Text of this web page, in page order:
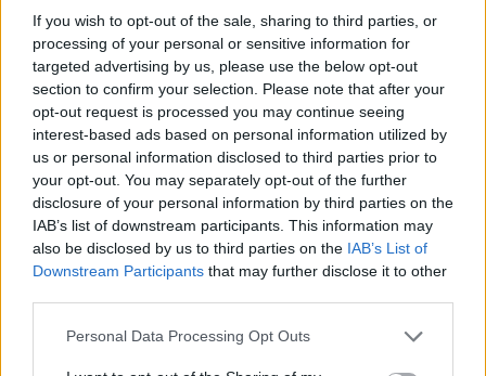
If you wish to opt-out of the sale, sharing to third parties, or
processing of your personal or sensitive information for
targeted advertising by us, please use the below opt-out
section to confirm your selection. Please note that after your
opt-out request is processed you may continue seeing
interest-based ads based on personal information utilized by
us or personal information disclosed to third parties prior to
your opt-out. You may separately opt-out of the further
disclosure of your personal information by third parties on the
IAB’s list of downstream participants. This information may
also be disclosed by us to third parties on the IAB’s List of
Downstream Participants that may further disclose it to other
Personal Data Processing Opt Outs
– tarsi vaikystėje(1)
2026 m. rugpjūčio 6 d. 09:42
Lrytas.lt
Receptas
Ryžių košė verdama visame pasaulyje, ir
ne be reikalo. Ji lengvai virškinama ir